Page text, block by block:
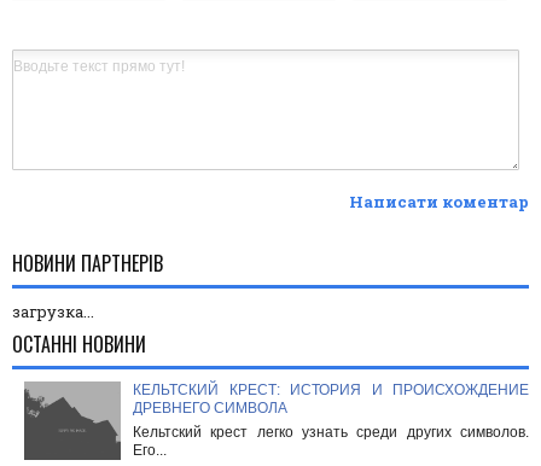
Написати коментар
НОВИНИ ПАРТНЕРІВ
загрузка...
ОСТАННІ НОВИНИ
КЕЛЬТСКИЙ КРЕСТ: ИСТОРИЯ И ПРОИСХОЖДЕНИЕ
ДРЕВНЕГО СИМВОЛА
Кельтский крест легко узнать среди других символов.
Его...